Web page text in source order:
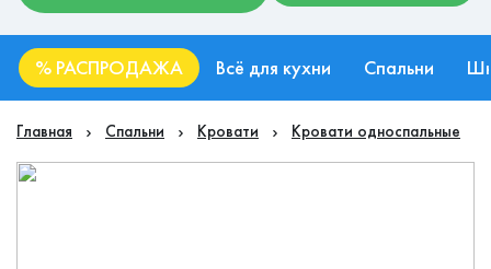
% РАСПРОДАЖА Всё для кухни Спальни
Главная Спальни Кровати Кровати односпальные